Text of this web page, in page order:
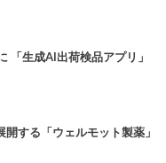
「生成AI出荷検品アプリ」
する「ウェルモット製薬」